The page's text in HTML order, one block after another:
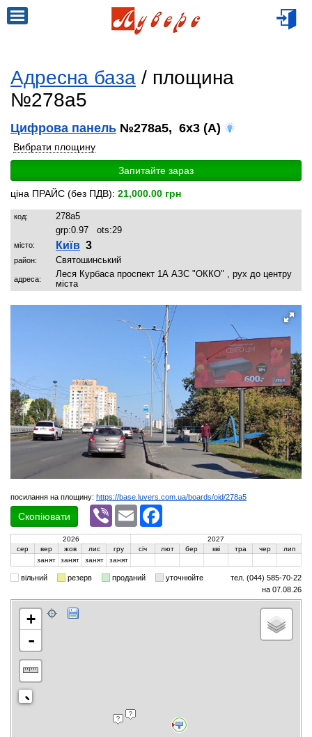
Адресна база / площина
№278a5
Цифрова панель №278a5, 6x3 (A)
Вибрати площину
Запитайте зараз
ціна ПРАЙС (без ПДВ): 21,000.00 грн
код:
278a5
grp:0.97 ots:29
місто: Київ 3
район: Святошинський
адреса:
Леся Курбаса проспект 1А АЗС "ОККО" , рух до центру
міста
посилання на площину: https://base.luvers.com.ua/boards/oid/278a5
Скопіювати
Viber Email
2026
2027
сер
вер жов лис гру січ лют бер кві тра чер
лип
занят
занят занят занят
вільний резерв проданий уточнюйте
тел. (044) 585-70-22
на 07.08.26
+
-